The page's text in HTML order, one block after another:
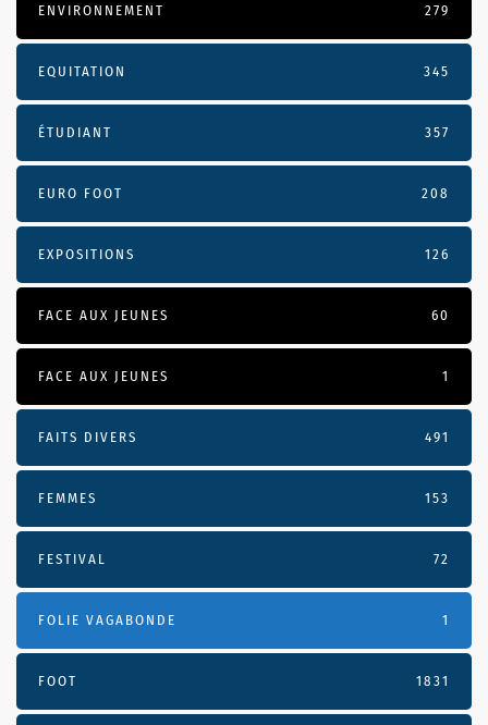
ENVIRONNEMENT 279
EQUITATION 345
ÉTUDIANT 357
EURO FOOT 208
EXPOSITIONS 126
FACE AUX JEUNES 60
FACE AUX JEUNES 1
FAITS DIVERS 491
FEMMES 153
FESTIVAL 72
FOLIE VAGABONDE 1
FOOT 1831